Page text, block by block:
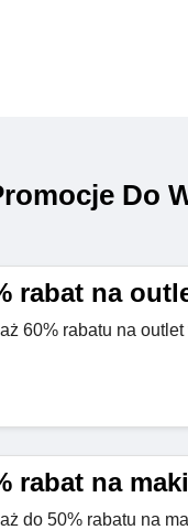
Do
rabat na
60% rabatu na outlet
rabat na
do 50% rabatu na